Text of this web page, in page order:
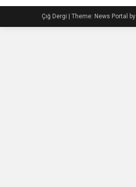
Çığ Dergi Theme: News Portal by